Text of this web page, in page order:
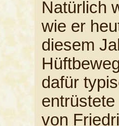
Natürlich
wie er
diesem
dafür
von